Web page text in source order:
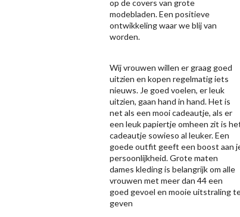
op de covers van grote
modebladen. Een positieve
ontwikkeling waar we blij van
worden.
Wij vrouwen willen er graag goed
uitzien en kopen regelmatig iets
nieuws. Je goed voelen, er leuk
uitzien, gaan hand in hand. Het is
net als een mooi cadeautje, als er
een leuk papiertje omheen zit is
cadeautje sowieso al leuker. Een
goede outfit geeft een boost aan
persoonlijkheid. Grote maten
dames kleding is belangrijk om alle
vrouwen met meer dan 44 een
goed gevoel en mooie uitstraling
geven